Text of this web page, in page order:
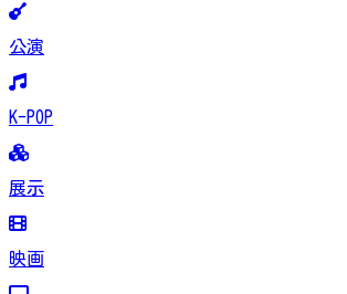
公演
K-POP
展示
映画